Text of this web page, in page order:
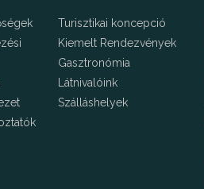
Turisztikai koncepció
Kiemelt Rendezvények
Gasztronómia
Látnivalóink
Szálláshelyek